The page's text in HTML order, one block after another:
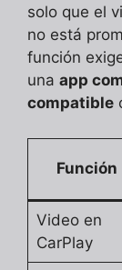
solo que el
no está
función
una app
compatible
Función
Video en
CarPlay